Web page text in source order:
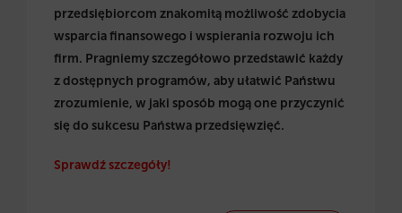
przedsiębiorcom znakomitą możliwość zdobycia
wsparcia finansowego i wspierania rozwoju ich
firm. Pragniemy szczegółowo przedstawić każdy
z dostępnych programów, aby ułatwić Państwu
zrozumienie, w jaki sposób mogą one przyczynić
się do sukcesu Państwa przedsięwzięć.
Sprawdź szczegóły!